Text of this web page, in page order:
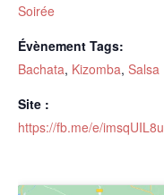
Soirée
Évènement Tags:
Bachata, Kizomba, Salsa
Site :
https://fb.me/e/imsqUIL8u